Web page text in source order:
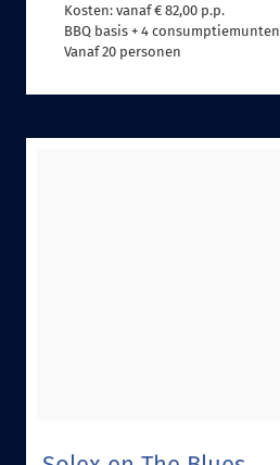
Kosten: vanaf € 82,00 p.p.
BBQ basis + 4 consumptiemunten
Vanaf 20 personen